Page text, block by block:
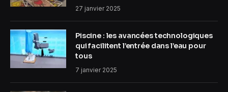
27 janvier 2025
Piscine : les avancées technologiques
qui facilitent l’entrée dans l’eau pour
tous
7 janvier 2025